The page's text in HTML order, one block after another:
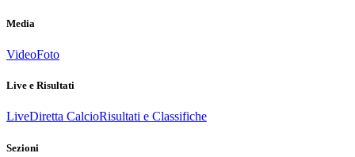
Media
VideoFoto
Live e Risultati
LiveDiretta CalcioRisultati e Classifiche
Sezioni